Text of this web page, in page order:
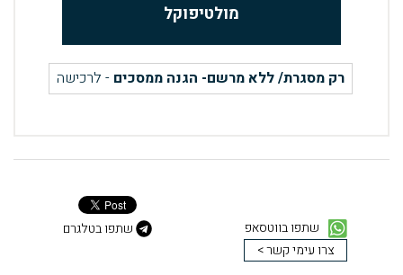
מולטיפוקל
רק מסגרת/ ללא מרשם- הגנה ממסכים - לרכישה
שתפו בווטסאפ
שתפו בטלגרם
צרו עימי קשר >